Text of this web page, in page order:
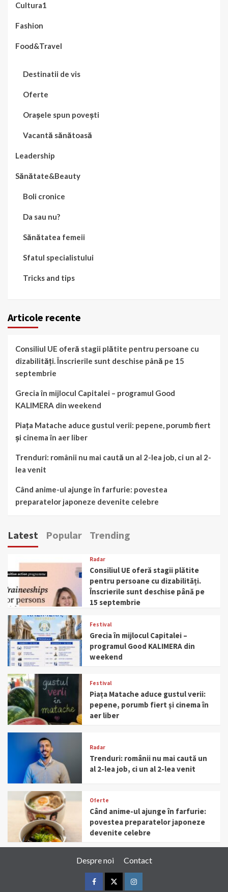
Cultura1
Fashion
Food&Travel
Destinatii de vis
Oferte
Orașele spun povești
Vacantă sănătoasă
Leadership
Sănătate&Beauty
Boli cronice
Da sau nu?
Sănătatea femeii
Sfatul specialistului
Tricks and tips
Articole recente
Consiliul UE oferă stagii plătite pentru persoane cu
dizabilități. Înscrierile sunt deschise până pe 15
septembrie
Grecia în mijlocul Capitalei – programul Good
KALIMERA din weekend
Piața Matache aduce gustul verii: pepene, porumb fiert
și cinema în aer liber
Trenduri: românii nu mai caută un al 2-lea job, ci un al 2-
lea venit
Când anime-ul ajunge în farfurie: povestea
preparatelor japoneze devenite celebre
Latest Popular Trending
Radar
Consiliul UE oferă stagii plătite
pentru persoane cu dizabilități.
Înscrierile sunt deschise până pe
15 septembrie
Festival
Grecia în mijlocul Capitalei –
programul Good KALIMERA din
weekend
Festival
Piața Matache aduce gustul verii:
pepene, porumb fiert și cinema în
aer liber
Radar
Trenduri: românii nu mai caută un
al 2-lea job, ci un al 2-lea venit
Oferte
Când anime-ul ajunge în farfurie:
povestea preparatelor japoneze
devenite celebre
Despre noi Contact
FacebookTwitterInstagram